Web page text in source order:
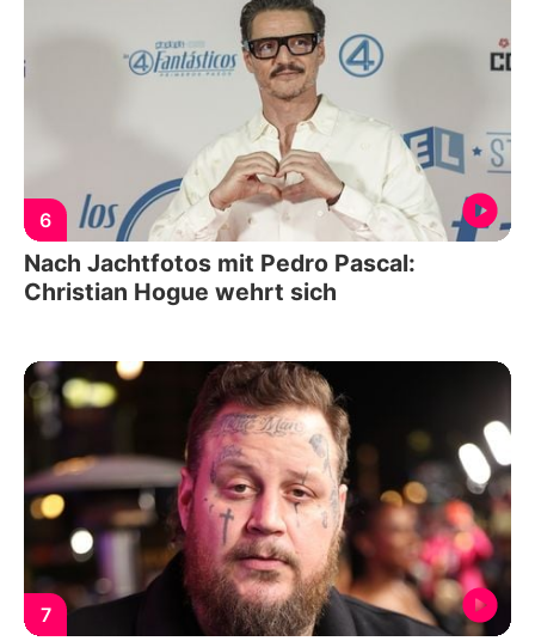
6
Nach Jachtfotos mit Pedro Pascal:
Christian Hogue wehrt sich
7